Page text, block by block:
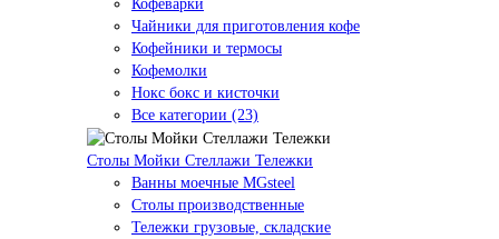
Кофеварки
Чайники для приготовления кофе
Кофейники и термосы
Кофемолки
Нокс бокс и кисточки
Все категории (23)
Столы Мойки Стеллажи Тележки
Ванны моечные MGsteel
Столы производственные
Тележки грузовые, складские